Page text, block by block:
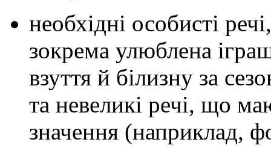
необхідні особисті
зокрема улюблена
взуття й білизну за
та невеликі речі, що
значення (наприклад,